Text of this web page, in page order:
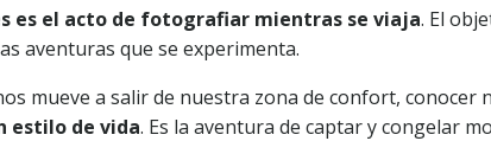
es el acto de fotografiar mientras se viaja. El
aventuras que se experimenta.
mueve a salir de nuestra zona de confort, conocer
estilo de vida. Es la aventura de captar y congelar